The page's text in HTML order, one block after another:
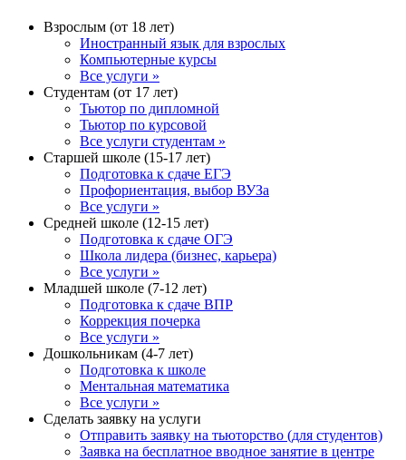
Взрослым (от 18 лет)
Иностранный язык для взрослых
Компьютерные курсы
Все услуги »
Студентам (от 17 лет)
Тьютор по дипломной
Тьютор по курсовой
Все услуги студентам »
Старшей школе (15-17 лет)
Подготовка к сдаче ЕГЭ
Профориентация, выбор ВУЗа
Все услуги »
Средней школе (12-15 лет)
Подготовка к сдаче ОГЭ
Школа лидера (бизнес, карьера)
Все услуги »
Младшей школе (7-12 лет)
Подготовка к сдаче ВПР
Коррекция почерка
Все услуги »
Дошкольникам (4-7 лет)
Подготовка к школе
Ментальная математика
Все услуги »
Сделать заявку на услуги
Отправить заявку на тьюторство (для студентов)
Заявка на бесплатное вводное занятие в центре